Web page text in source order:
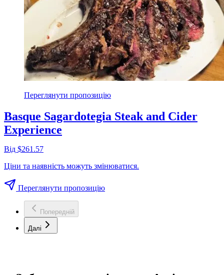
Переглянути пропозицію
Basque Sagardotegia Steak and Cider
Experience
Від $261.57
Ціни та наявність можуть змінюватися.
Переглянути пропозицію
Попередній
Далі